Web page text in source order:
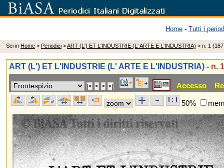
Home - Tutti i
Sei in Home > Periodici >ART (L') ET L'INDUSTRIE (L' ARTE E L'INDUSTRIA) > n. 1
ART (L') ET L'INDUSTRIE (L' ARTE E L'INDUSTRIA) - n.
Accesso
50%